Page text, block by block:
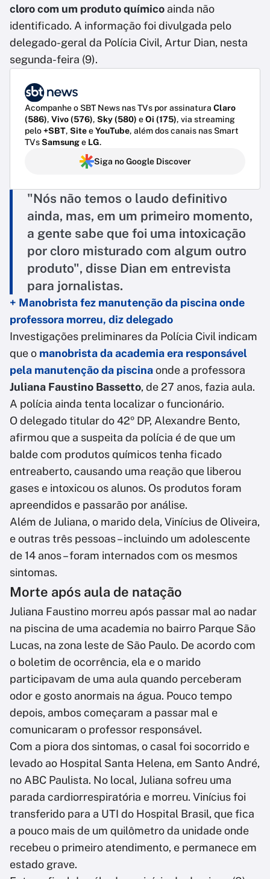
cloro com um produto químico ainda não
identificado. A informação foi divulgada pelo
delegado-geral da Polícia Civil, Artur Dian, nesta
segunda-feira (9).
Acompanhe o SBT News nas TVs por assinatura Claro
(586), Vivo (576), Sky (580) eOi (175), via streaming
pelo+SBT, SiteeYouTube, além dos canais nas Smart
TVsSamsunge LG.
Siga no Google Discover
"Nós não temos o laudo definitivo
ainda, mas, em um primeiro momento,
a gente sabe que foi uma intoxicação
por cloro misturado com algum outro
produto", disse Dian em entrevista
para jornalistas.
+ Manobrista fez manutenção da piscina onde
professora morreu, diz delegado
Investigações preliminares da Polícia Civil indicam
que o manobrista da academia era responsável
pela manutenção da piscinaonde a professora
Juliana Faustino Bassetto, de 27 anos, fazia aula.
A polícia ainda tenta localizar o funcionário.
O delegado titular do 42º DP, Alexandre Bento,
afirmou que a suspeita da polícia é de que um
balde com produtos químicos tenha ficado
entreaberto, causando uma reação que liberou
gases e intoxicou os alunos. Os produtos foram
apreendidos e passarão por análise.
Além de Juliana, o marido dela, Vinícius de Oliveira,
e outras três pessoas – incluindo um adolescente
de 14 anos – foram internados com os mesmos
sintomas.
Morte após aula de natação
Juliana Faustino morreu após passar mal ao nadar
na piscina de uma academia no bairro Parque São
Lucas, na zona leste de São Paulo. De acordo com
o boletim de ocorrência, ela e o marido
participavam de uma aula quando perceberam
odor e gosto anormais na água. Pouco tempo
depois, ambos começaram a passar mal e
comunicaram o professor responsável.
Com a piora dos sintomas, o casal foi socorrido e
levado ao Hospital Santa Helena, em Santo André,
no ABC Paulista. No local, Juliana sofreu uma
parada cardiorrespiratória e morreu. Vinícius foi
transferido para a UTI do Hospital Brasil, que fica
a pouco mais de um quilômetro da unidade onde
recebeu o primeiro atendimento, e permanece em
estado grave.